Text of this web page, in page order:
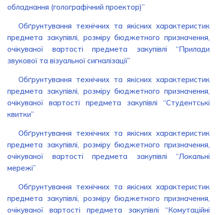
обладнання (голографічний проектор)”
Обґрунтування технічних та якісних характеристик
предмета закупівлі, розміру бюджетного призначення,
очікуваної вартості предмета закупівлі “Прилади
звукової та візуальної сигналізації”
Обґрунтування технічних та якісних характеристик
предмета закупівлі, розміру бюджетного призначення,
очікуваної вартості предмета закупівлі “Студентські
квитки”
Обґрунтування технічних та якісних характеристик
предмета закупівлі, розміру бюджетного призначення,
очікуваної вартості предмета закупівлі “Локальні
мережі”
Обґрунтування технічних та якісних характеристик
предмета закупівлі, розміру бюджетного призначення,
очікуваної вартості предмета закупівлі “Комутаційні